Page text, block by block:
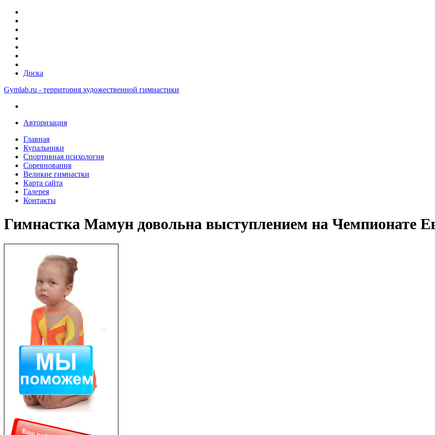
Доска
Gymlab.ru - территория художественной гимнастики
Авторизация
Главная
Купальники
Спортивная психология
Соревнования
Великие гимнастки
Карта сайта
Галерея
Контакты
Гимнастка Мамун довольна выступлением на Чемпионате